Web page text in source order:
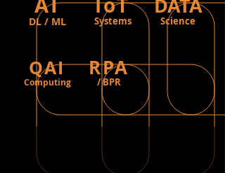
DL / ML
QAI
Computing
Systems
RPA
/ BPR
DATA
Science